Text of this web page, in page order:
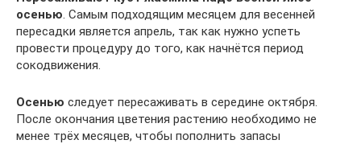
осенью . Самым подходящим месяцем для весенней
пересадки является апрель, так как нужно успеть
провести процедуру до того, как начнётся период
сокодвижения.
Осенью следует пересаживать в середине октября.
После окончания цветения растению необходимо не
менее трёх месяцев, чтобы пополнить запасы